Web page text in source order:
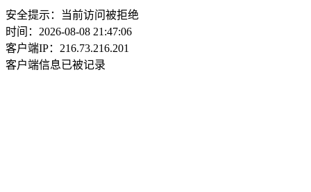
安全提示：当前访问被拒绝
时间：2026-08-08 21:47:06
客户端IP：216.73.216.201
客户端信息已被记录